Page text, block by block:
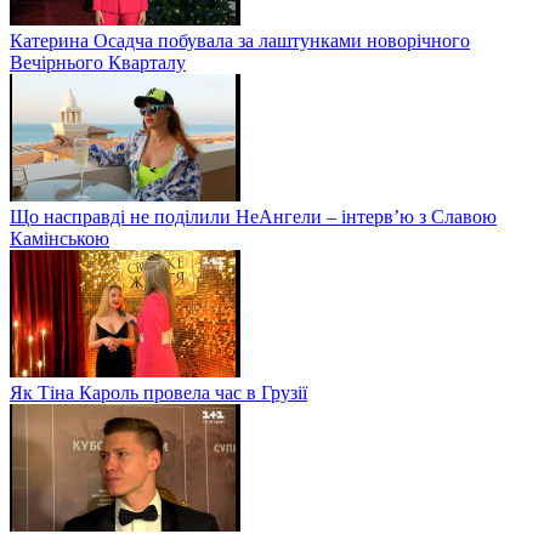
Катерина Осадча побувала за лаштунками новорічного
Вечірнього Кварталу
Що насправді не поділили НеАнгели – інтерв’ю з Славою
Камінською
Як Тіна Кароль провела час в Грузії